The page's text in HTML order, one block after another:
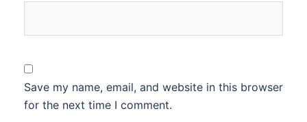
Save my name, email, and website in this browser
for the next time I comment.